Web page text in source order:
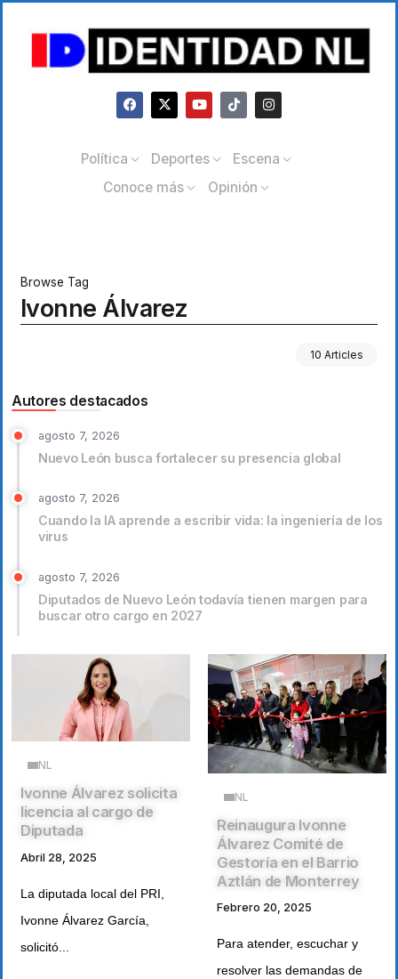
Política Deportes
Escena
Conoce más
Opinión
Browse Tag
Ivonne Álvarez
10 Articles
Autores destacados
agosto 7, 2026
Nuevo León busca fortalecer su presencia global
agosto 7, 2026
Cuando la IA aprende a escribir vida: la ingeniería de los
virus
agosto 7, 2026
Diputados de Nuevo León todavía tienen margen para
buscar otro cargo en 2027
NL
Ivonne Álvarez solicita
licencia al cargo de
Diputada
Abril 28, 2025
La diputada local del PRI,
Ivonne Álvarez García,
solicitó...
NL
Reinaugura Ivonne
Álvarez Comité de
Gestoría en el Barrio
Aztlán de Monterrey
Febrero 20, 2025
Para atender, escuchar y
resolver las demandas de